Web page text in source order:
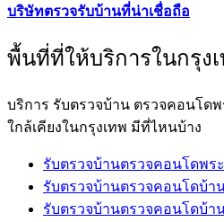
บริษัทตรวจรับบ้านที่น่าเชื่อถือ
พื้นที่ที่ให้บริการในกรุง
บริการ รับตรวจบ้าน ตรวจคอนโด
ใกล้เคียงในกรุงเทพ มีที่ไหนบ้าง
รับตรวจบ้านตรวจคอนโดพร
รับตรวจบ้านตรวจคอนโดบ้า
รับตรวจบ้านตรวจคอนโดบ้า